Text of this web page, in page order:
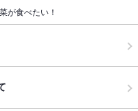
が食べたい！